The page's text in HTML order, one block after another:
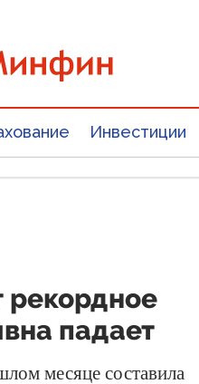
Инвестиции
рекордное
падает
месяце составила